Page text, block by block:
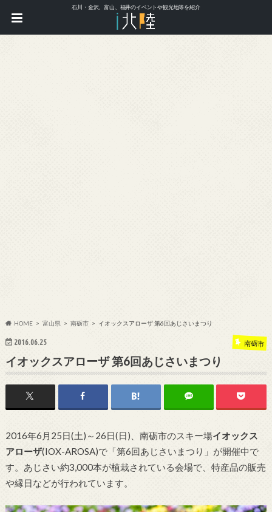
石川・金沢、富山、福井のイベントや観光地等を紹介
HOME 富山県 南砺市 イオックスアローザ 第6回あじさいまつり
2016.06.25 南砺市
イオックスアローザ 第6回あじさいまつり
2016年6月25日(土)～26日(日)、南砺市のスキー場イオックス
アローザ(IOX-AROSA)で「第6回あじさいまつり」が開催中で
す。あじさい約3,000本が植栽されている会場で、特産品の販売
や縁日などが行われています。